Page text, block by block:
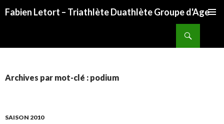
Fabien Letort – Triathlète Duathlète Groupe d'Age
Archives par mot-clé : podium
SAISON 2010